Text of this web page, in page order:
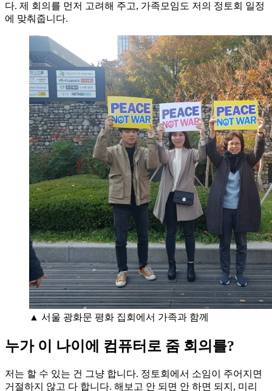
다. 제 회의를 먼저 고려해 주고, 가족모임도 저의 정토회 일정
에 맞춰줍니다.
▲ 서울 광화문 평화 집회에서 가족과 함께
누가 이 나이에 컴퓨터로 줌 회의를?
저는 할 수 있는 건 그냥 합니다. 정토회에서 소임이 주어지면
거절하지 않고 다 합니다. 해보고 안 되면 안 하면 되지, 미리